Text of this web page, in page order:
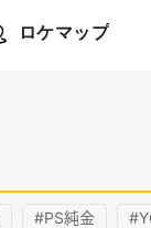
ロケマップ
#PS純金